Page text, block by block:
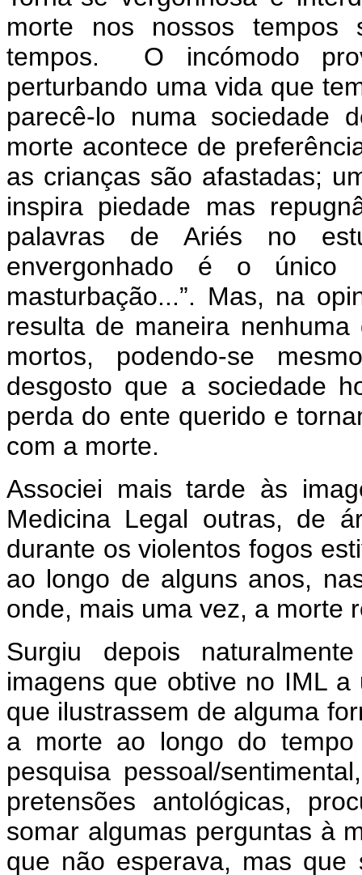
morte nos nossos
tempos.
O incómodo
perturbando uma vida que
parecê-lo numa sociedade
morte acontece de
as crianças são afastadas;
inspira piedade mas
palavras de Ariés no
envergonhado é o único
masturbação...”. Mas, na
resulta de maneira
mortos, podendo-se
desgosto que a sociedade
perda do ente querido e
com a morte.
Associei mais tarde às
Medicina Legal outras, de
durante os violentos fogos
ao longo de alguns anos,
onde, mais uma vez, a morte
Surgiu depois
imagens que obtive no IML
que ilustrassem de alguma
a morte ao longo do
pesquisa pessoal/
pretensões antológicas,
somar algumas perguntas à
que não esperava, mas